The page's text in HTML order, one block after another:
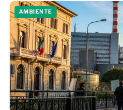
AMBIENTE